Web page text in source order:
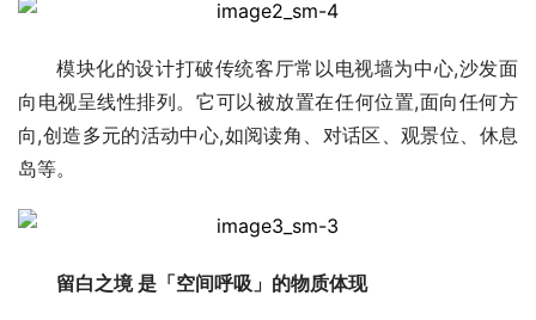
模块化的设计打破传统客厅常以电视墙为中心,沙发面
向电视呈线性排列。它可以被放置在任何位置,面向任何方
向,创造多元的活动中心,如阅读角、对话区、观景位、休息
岛等。
留白之境 是「空间呼吸」的物质体现